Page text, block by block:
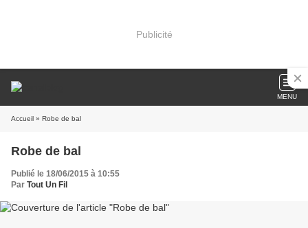
Publicité
MENU
Accueil » Robe de bal
Robe de bal
Publié le 18/06/2015 à 10:55
Par Tout Un Fil